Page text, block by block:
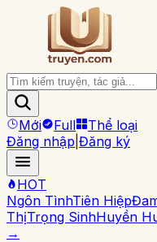
Mới Full
Thể loại
Đăng nhập Đăng ký
HOT
Ngôn TìnhTiên Hiệp
ThịTrọng SinhHuyền
→